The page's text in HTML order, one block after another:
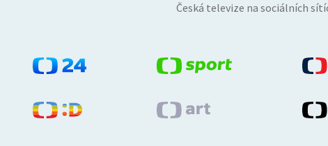
Česká televize na sociálních